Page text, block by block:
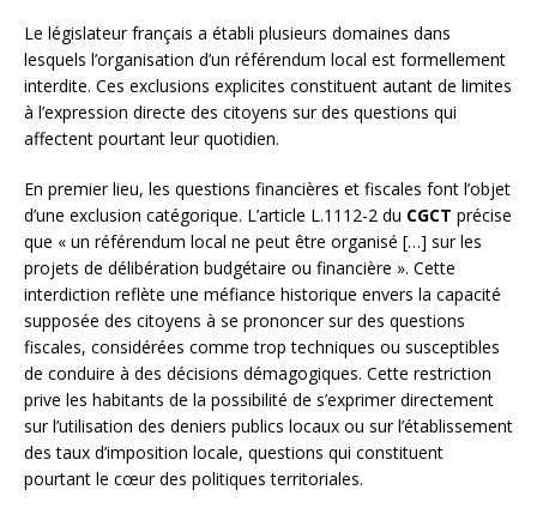
Le législateur français a établi plusieurs domaines dans
lesquels l’organisation d’un référendum local est formellement
interdite. Ces exclusions explicites constituent autant de limites
à l’expression directe des citoyens sur des questions qui
affectent pourtant leur quotidien.
En premier lieu, les questions financières et fiscales font l’objet
d’une exclusion catégorique. L’article L.1112-2 du CGCT précise
que « un référendum local ne peut être organisé […] sur les
projets de délibération budgétaire ou financière ». Cette
interdiction reflète une méfiance historique envers la capacité
supposée des citoyens à se prononcer sur des questions
fiscales, considérées comme trop techniques ou susceptibles
de conduire à des décisions démagogiques. Cette restriction
prive les habitants de la possibilité de s’exprimer directement
sur l’utilisation des deniers publics locaux ou sur l’établissement
des taux d’imposition locale, questions qui constituent
pourtant le cœur des politiques territoriales.